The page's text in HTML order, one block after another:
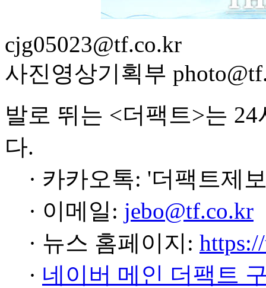
cjg05023@tf.co.kr
사진영상기획부
발로 뛰는 <더팩트>는
다.
· 카카오톡: '더팩트제
· 이메일: jebo@tf.co.kr
· 뉴스 홈페이지:
· 네이버 메인 더팩트